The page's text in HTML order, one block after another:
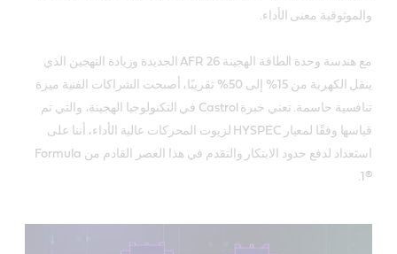
والموثوقية معنى الأداء.
مع هندسة وحدة الطاقة الهجينة AFR 26 الجديدة وزيادة التهجين الذي
ينقل الكهربة من 15% إلى 50% تقريبًا، أصبحت الشراكات الفنية ميزة
تنافسية حاسمة. تعني خبرة Castrol في التكنولوجيا الهجينة، والتي تم
قياسها وفقًا لمعيار HYSPEC لزيوت المحركات عالية الأداء، أننا على
استعداد لدفع حدود الابتكار والتقدم في هذا العصر القادم من Formula
1®‎.